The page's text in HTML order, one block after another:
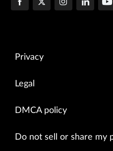
Privacy
Legal
DMCA policy
Do not sell or share my